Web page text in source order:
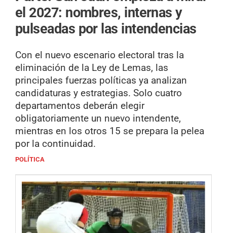
el 2027: nombres, internas y
pulseadas por las intendencias
Con el nuevo escenario electoral tras la
eliminación de la Ley de Lemas, las
principales fuerzas políticas ya analizan
candidaturas y estrategias. Solo cuatro
departamentos deberán elegir
obligatoriamente un nuevo intendente,
mientras en los otros 15 se prepara la pelea
por la continuidad.
POLÍTICA